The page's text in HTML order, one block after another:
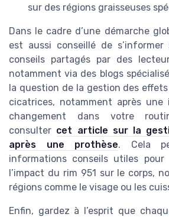
sur des régions graisseuses
Dans le cadre d’une démarche
est aussi conseillé de
conseils partagés par des
notamment via des blogs
la question de la gestion des
cicatrices, notamment après
changement dans votre
consulter cet article sur la
après une prothèse. Cela
informations conseils utiles pour
l’impact du rim 951 sur le corps,
régions comme le visage ou les
Enfin, gardez à l’esprit que